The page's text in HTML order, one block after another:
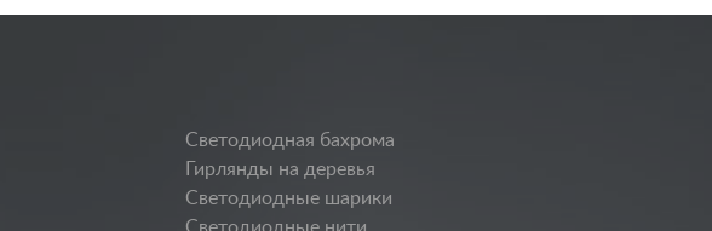
Светодиодная бахрома
Гирлянды на деревья
Светодиодные шарики